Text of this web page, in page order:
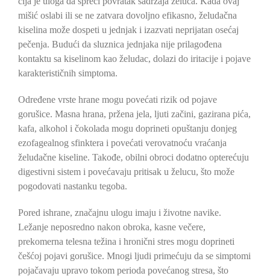
mišić oslabi ili se ne zatvara dovoljno efikasno, želudačna
kiselina može dospeti u jednjak i izazvati neprijatan osećaj
pečenja. Budući da sluznica jednjaka nije prilagođena
kontaktu sa kiselinom kao želudac, dolazi do iritacije i pojave
karakterističnih simptoma.
Određene vrste hrane mogu povećati rizik od pojave
gorušice. Masna hrana, pržena jela, ljuti začini, gazirana pića,
kafa, alkohol i čokolada mogu doprineti opuštanju donjeg
ezofagealnog sfinktera i povećati verovatnoću vraćanja
želudačne kiseline. Takođe, obilni obroci dodatno opterećuju
digestivni sistem i povećavaju pritisak u želucu, što može
pogodovati nastanku tegoba.
Pored ishrane, značajnu ulogu imaju i životne navike.
Ležanje neposredno nakon obroka, kasne večere,
prekomerna telesna težina i hronični stres mogu doprineti
češćoj pojavi gorušice. Mnogi ljudi primećuju da se simptomi
pojačavaju upravo tokom perioda povećanog stresa, što